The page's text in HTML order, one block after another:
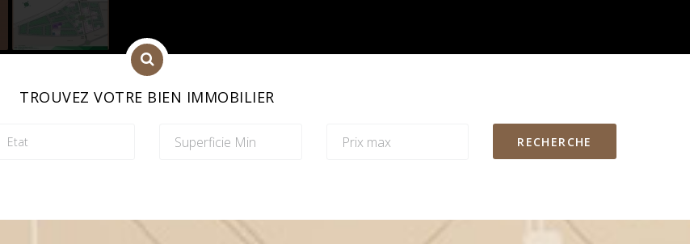
TROUVEZ VOTRE BIEN IMMOBILIER
RECHERCHE